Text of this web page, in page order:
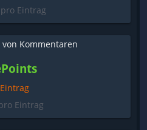
pro Eintrag
Kommentaren
Eintrag